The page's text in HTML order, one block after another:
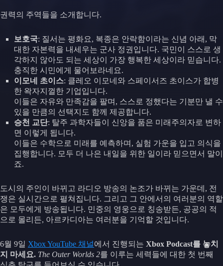
권력의 주역들을 소개합니다.
보호국: 질서는 평화요, 복종은 안락함이라는 신념 아래, 막
대한 자본력을 내세우는 군사 정권입니다. 국민이 스스로 생
각하지 않아도 되는 세상이 가장 행복한 세상이라 믿습니다.
충직한 시민에게 물어보라네요.
이모네 초이스: 클레오 이모네와 스페이서즈 초이스가 합병
한 왁자지껄한 기업입니다.
이들은 자유와 만족감을 팔며, 스스로 정했다는 기분만 낼 수
있을 만큼의 선택지도 함께 제공합니다.
승천 교단: 탈주 과학자들이 신앙을 품은 미래주의자로 변하
면 이렇게 됩니다.
이들은 수학으로 미래를 예측하며, 실험 가운을 입고 의식을
집행합니다. 모두 더 나은 내일을 위한 일이라 믿으면서 말이
죠.
도시의 주인이 바뀌고 라디오 방송의 논조가 바뀌는 가운데, 전
쟁은 실시간으로 펼쳐집니다. 그리고 그 안에서의 여러분의 역할
은 모두에게 방송됩니다. 민중의 영웅으로 칭송받든, 공공의 적
으로 몰리든, 아르카디아는 여러분을 기억할 것입니다.
6월 9일 Xbox YouTube 채널에서 진행되는 Xbox Podcast를 놓치
지 마세요. The Outer Worlds 2를 이루는 세력들에 대한 첫 번째